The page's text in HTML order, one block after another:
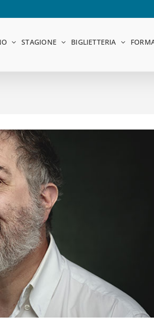
STAGIONE BIGLIETTERIA